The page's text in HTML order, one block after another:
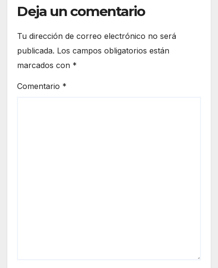
Deja un comentario
Tu dirección de correo electrónico no será
publicada. Los campos obligatorios están
marcados con *
Comentario *